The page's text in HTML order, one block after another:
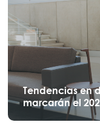
Tendencias en
marcarán el